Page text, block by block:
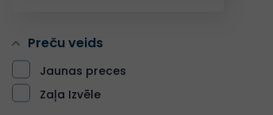
Preču veids
Jaunas preces
Zaļa Izvēle